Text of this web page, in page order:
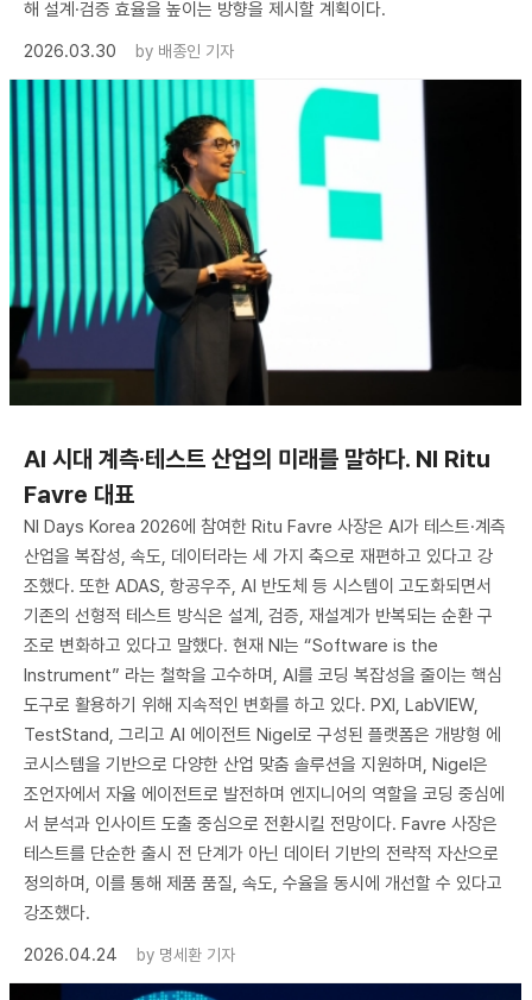
해 설계·검증 효율을 높이는 방향을 제시할 계획이다.
2026.03.30
by 배종인 기자
AI 시대 계측·테스트 산업의 미래를 말하다. NI Ritu
Favre 대표
NI Days Korea 2026에 참여한 Ritu Favre 사장은 AI가 테스트·계측
산업을 복잡성, 속도, 데이터라는 세 가지 축으로 재편하고 있다고 강
조했다. 또한 ADAS, 항공우주, AI 반도체 등 시스템이 고도화되면서
기존의 선형적 테스트 방식은 설계, 검증, 재설계가 반복되는 순환 구
조로 변화하고 있다고 말했다. 현재 NI는 “Software is the
Instrument” 라는 철학을 고수하며, AI를 코딩 복잡성을 줄이는 핵심
도구로 활용하기 위해 지속적인 변화를 하고 있다. PXI, LabVIEW,
TestStand, 그리고 AI 에이전트 Nigel로 구성된 플랫폼은 개방형 에
코시스템을 기반으로 다양한 산업 맞춤 솔루션을 지원하며, Nigel은
조언자에서 자율 에이전트로 발전하며 엔지니어의 역할을 코딩 중심에
서 분석과 인사이트 도출 중심으로 전환시킬 전망이다. Favre 사장은
테스트를 단순한 출시 전 단계가 아닌 데이터 기반의 전략적 자산으로
정의하며, 이를 통해 제품 품질, 속도, 수율을 동시에 개선할 수 있다고
강조했다.
2026.04.24
by 명세환 기자